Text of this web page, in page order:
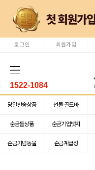
로그인 회원가입
1522-1084
당일발송상품 선물 골드바
순금돌상품 순금기업뱃지
순금기념동물 순금계급장